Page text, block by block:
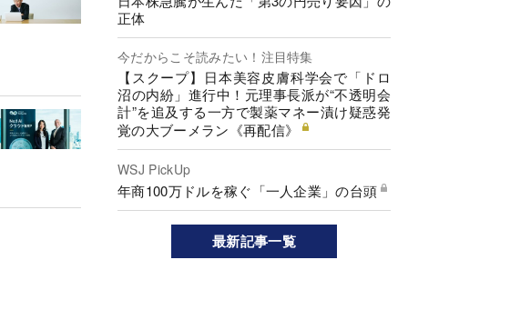
正体
今だからこそ読みたい！注目特集
【スクープ】日本美容皮膚科学会で「ドロ
沼の内紛」進行中！元理事長派が“不透明会
計”を追及する一方で製薬マネー漬け疑惑発
覚の大ブーメラン《再配信》
WSJ PickUp
年商100万ドルを稼ぐ「一人企業」の台頭
最新記事一覧